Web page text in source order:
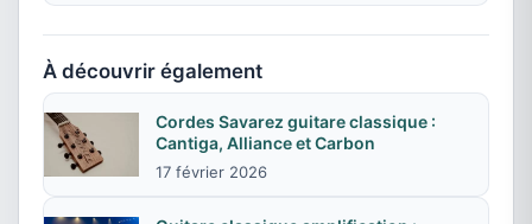
À découvrir également
Cordes Savarez guitare classique :
Cantiga, Alliance et Carbon
17 février 2026